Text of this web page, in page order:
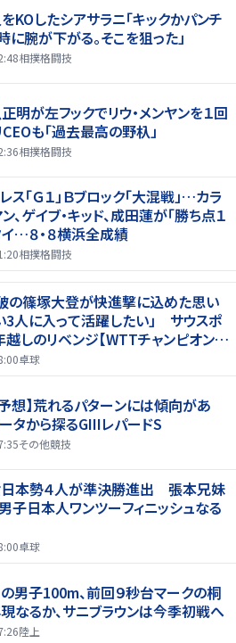
をKOしたシアサラニ「キックかパンチ
に腕が下がる。そこを狙った」
相撲格闘技
正明が左フックでリウ・メンヤンを１回
CEOも「過去最高の野杁」
相撲格闘技
「Ｇ１」Ｂブロック「大混戦」…カラ
、ゲイブ・キッド、成田蓮が「勝ち点１
イ…８・８横浜全成績
相撲格闘技
の篠塚大登が快進撃に込めた思い
3人に入って活躍したい」 サウスポ
しのリベンジ【WTTチャンピオンズ
卓球
想】荒れるパターンには傾向があ
タから探るGIIIレパードS
その他競技
日本勢４人が準決勝進出 張本兄妹
子日本人ワンツーフィニッシュなる
卓球
の男子100m、前回９秒台マークの桐
なるか、サニブラウンは今季初戦へ
陸上